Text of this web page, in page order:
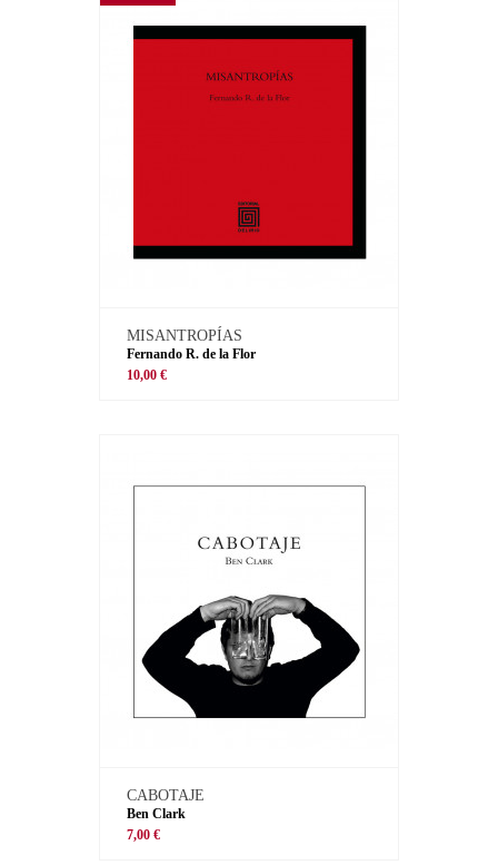
MISANTROPÍAS
Fernando R. de la Flor
10,00 €
CABOTAJE
Ben Clark
7,00 €